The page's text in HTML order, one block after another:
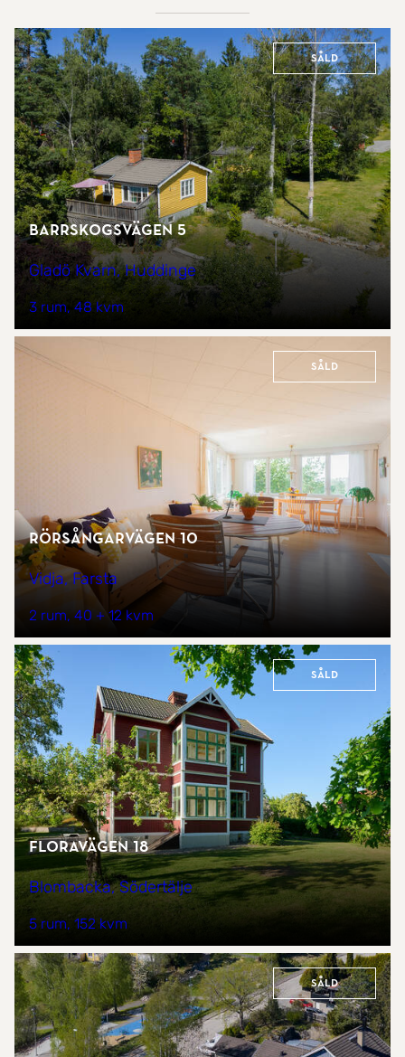
Såld
Barrskogsvägen 5
Gladö Kvarn, Huddinge
3 rum 48 kvm
Såld
Rörsångarvägen 10
Vidja, Farsta
2 rum 40 + 12 kvm
Såld
Floravägen 18
Blombacka, Södertälje
5 rum 152 kvm
Såld